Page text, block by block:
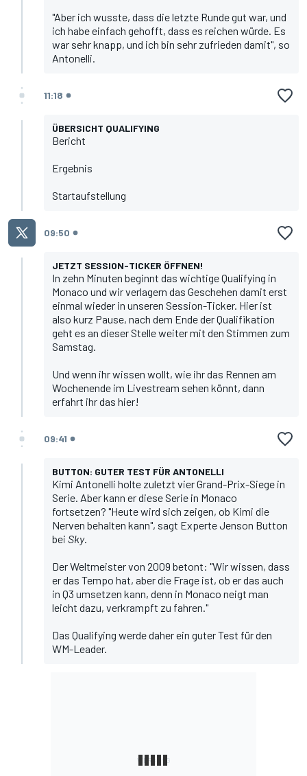
"Aber ich wusste, dass die letzte Runde gut war, und
ich habe einfach gehofft, dass es reichen würde. Es
war sehr knapp, und ich bin sehr zufrieden damit", so
Antonelli.
11:18
ÜBERSICHT QUALIFYING
Bericht
Ergebnis
Startaufstellung
09:50
JETZT SESSION-TICKER ÖFFNEN!
In zehn Minuten beginnt das wichtige Qualifying in
Monaco und wir verlagern das Geschehen damit erst
einmal wieder in unseren Session-Ticker. Hier ist
also kurz Pause, nach dem Ende der Qualifikation
geht es an dieser Stelle weiter mit den Stimmen zum
Samstag.
Und wenn ihr wissen wollt, wie ihr das Rennen am
Wochenende im Livestream sehen könnt, dann
erfahrt ihr das hier!
09:41
BUTTON: GUTER TEST FÜR ANTONELLI
Kimi Antonelli holte zuletzt vier Grand-Prix-Siege in
Serie. Aber kann er diese Serie in Monaco
fortsetzen? "Heute wird sich zeigen, ob Kimi die
Nerven behalten kann", sagt Experte Jenson Button
bei Sky.
Der Weltmeister von 2009 betont: "Wir wissen, dass
er das Tempo hat, aber die Frage ist, ob er das auch
in Q3 umsetzen kann, denn in Monaco neigt man
leicht dazu, verkrampft zu fahren."
Das Qualifying werde daher ein guter Test für den
WM-Leader.